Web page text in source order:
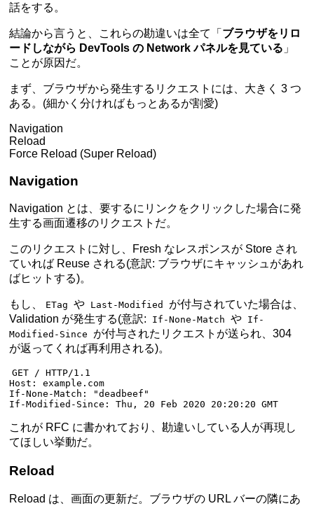
話をする。
結論から言うと、これらの勘違いは全て「 ブラウザをリロ
ードしながら DevTools の Network パネルを見ている 」
ことが原因だ。
まず、ブラウザから発生するリクエストには、大きく 3 つ
ある。(細かく分ければもっとあるが割愛)
Navigation
Reload
Force Reload (Super Reload)
Navigation
Navigation とは、要するにリンクをクリックした場合に発
生する画面遷移のリクエストだ。
このリクエストに対し、Fresh なレスポンスが Store され
ていれば Reuse される(意訳: ブラウザにキャッシュがあれ
ばヒットする)。
もし、 ETag や Last-Modified
が付与されていた場合は、
Validation が発生する(意訳:
If-None-Match や If-
Modified-Since
が付与されたリクエストが送られ、304
が返ってくれば再利用される)。
GET / HTTP/1.1
Host :
example.com
If-None-Match :
"deadbeef"
If-Modified-Since : Thu, 20 Feb 2020 20:20:20 GMT
これが RFC に書かれており、勘違いしている人が再現し
てほしい挙動だ。
Reload
Reload は、画面の更新だ。ブラウザの URL バーの隣にあ